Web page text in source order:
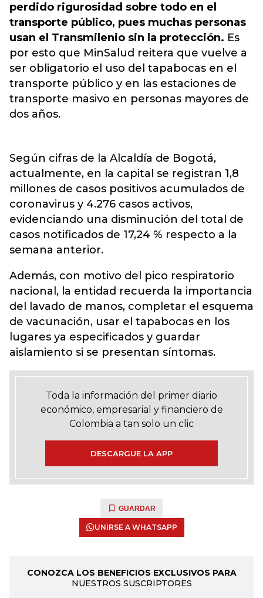
perdido rigurosidad sobre todo en el
transporte público, pues muchas personas
usan el Transmilenio sin la protección. Es
por esto que MinSalud reitera que vuelve a
ser obligatorio el uso del tapabocas en el
transporte público y en las estaciones de
transporte masivo en personas mayores de
dos años.
Según cifras de la Alcaldía de Bogotá,
actualmente, en la capital se registran 1,8
millones de casos positivos acumulados de
coronavirus y 4.276 casos activos,
evidenciando una disminución del total de
casos notificados de 17,24 % respecto a la
semana anterior.
Además, con motivo del pico respiratorio
nacional, la entidad recuerda la importancia
del lavado de manos, completar el esquema
de vacunación, usar el tapabocas en los
lugares ya especificados y guardar
aislamiento si se presentan síntomas.
Toda la información del primer diario
económico, empresarial y financiero de
Colombia a tan solo un clic
DESCARGUE LA APP
GUARDAR
UNIRSE A WHATSAPP
CONOZCA LOS BENEFICIOS EXCLUSIVOS PARA
NUESTROS SUSCRIPTORES